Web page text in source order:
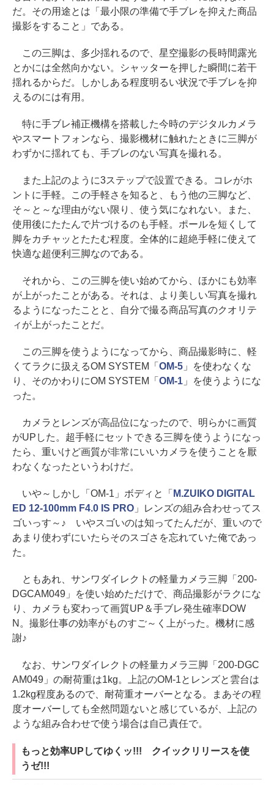
だ。その用途とは「最小限の準備で手ブレを抑えた商品
撮影をすること」である。
この三脚は、多少揺れるので、星空撮影の長時間露光
とかには全然向かない。シャッターを押した瞬間に若干
揺れるからだ。しかしある程度明るい状況で手ブレを抑
えるのには有用。
特に手ブレ補正機構を搭載した今時のデジタルカメラ
やスマートフォンなら、撮影機材に触れたときに三脚が
わずかに揺れても、手ブレのない写真を撮れる。
また上記のように3ステップで設置できる。コレがホ
ントに手軽。この手軽さを知ると、もう他の三脚など、
そ～と～な理由がない限り、使う気になれない。また、
使用後にたたんで片づけるのも手軽。ポールを短くして
脚をカチャッとたたむ程度。全体的に超絶手軽に使えて
快適な超便利三脚なのである。
それから、この三脚を使い始めてから、ほかにも効率
が上がったことがある。それは、より美しい写真を撮れ
るようになったことと、自分で撮る商品写真のクオリテ
ィが上がったことだ。
この三脚を使うようになってから、商品撮影時に、軽
くてラクに扱えるOM SYSTEM「 OM-5」を使わなくな
り、そのかわりにOM SYSTEM「 OM-1」を使うようにな
った。
カメラとレンズが高品位になったので、明らかに画質
がUPした。超手軽にセットできる三脚を使うようになっ
たら、重いけど画質が非常にいいカメラを使うことを厭
わなくなったというわけだ。
いや～しかし「OM-1」ボディと「 M.ZUIKO DIGITAL
ED 12-100mm F4.0 IS PRO」レンズの組み合わせってス
ゴいっす～♪ いやスゴいのは知ってたんだが、重いので
あまり使わずにいたらそのスゴさを忘れていた俺であっ
た。
ともあれ、サンワダイレクトの軽量カメラ三脚「200-
DGCAM049」を使い始めただけで、商品撮影がラクにな
り、カメラも変わって画質UP＆手ブレ発生確率DOW
N。撮影仕事の効率がものすご～く上がった。機材に感
謝♪
なお、サンワダイレクトの軽量カメラ三脚「200-DGC
AM049」の耐荷重は1kg。上記のOM-1とレンズと雲台は
1.2kg程度あるので、耐荷重オーバーとなる。まあその程
度オーバーしても全然問題ないと感じているが、上記の
ような組み合わせで使う場合は自己責任で。
もっと効率UPしてゆくッ!!! クイックリリースを使
うゼ!!!